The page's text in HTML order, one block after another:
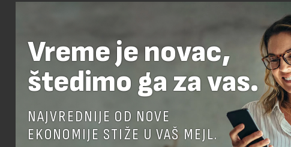
Vreme je novac,
štedimo ga za vas.
NAJVREDNIJE OD NOVE
EKONOMIJE STIŽE U VAŠ MEJL.